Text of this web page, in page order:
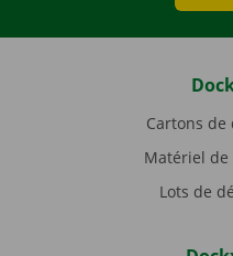
Cartons de
Matériel
Lots de